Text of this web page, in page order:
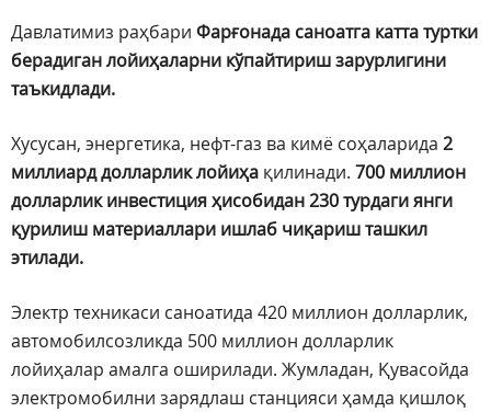
Давлатимиз раҳбари Фарғонада саноатга катта туртки
берадиган лойиҳаларни кўпайтириш зарурлигини
таъкидлади.
Хусусан, энергетика, нефт-газ ва кимё соҳаларида 2
миллиард долларлик лойиҳа қилинади. 700 миллион
долларлик инвестиция ҳисобидан 230 турдаги янги
қурилиш материаллари ишлаб чиқариш ташкил
этилади.
Электр техникаси саноатида 420 миллион долларлик,
автомобилсозликда 500 миллион долларлик
лойиҳалар амалга оширилади. Жумладан, Қувасойда
электромобилни зарядлаш станцияси ҳамда қишлоқ